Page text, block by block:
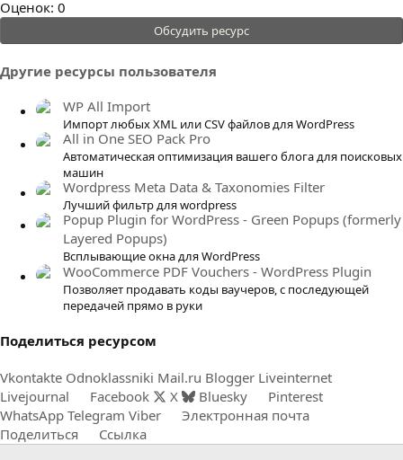
0
.
0
0
з
Оценок: 0
Обсудить ресурс
Другие ресурсы пользователя
WP All Import
Импорт любых XML или CSV файлов для WordPress
All in One SEO Pack Pro
Автоматическая оптимизация вашего блога для поисковых
машин
Wordpress Meta Data & Taxonomies Filter
Лучший фильтр для wordpress
Popup Plugin for WordPress - Green Popups (formerly
Layered Popups)
Всплывающие окна для WordPress
WooCommerce PDF Vouchers - WordPress Plugin
Позволяет продавать коды ваучеров, с последующей
передачей прямо в руки
Поделиться ресурсом
Vkontakte Odnoklassniki Mail.ru Blogger Liveinternet
Livejournal
Facebook X Bluesky
Pinterest
WhatsApp Telegram Viber
Электронная почта
Поделиться
Ссылка